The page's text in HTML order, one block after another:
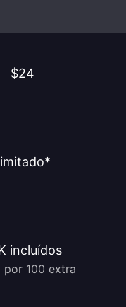
$24
incluídos
por 100 extra